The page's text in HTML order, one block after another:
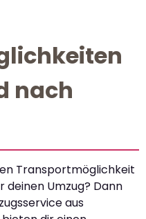
nach
Transportmöglichkeit
deinen Umzug? Dann
aus